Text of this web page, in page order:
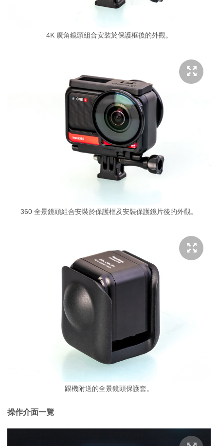
4K 廣角鏡頭組合安裝於保護框後的外觀。
360 全景鏡頭組合安裝於保護框及安裝保護鏡片後的外觀。
跟機附送的全景鏡頭保護套。
操作介面一覽